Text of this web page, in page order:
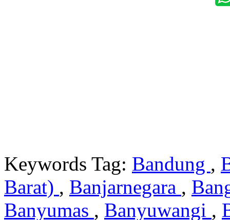
Keywords Tag: Bandung ,
Barat) , Banjarnegara ,
Banyumas , Banyuwangi ,